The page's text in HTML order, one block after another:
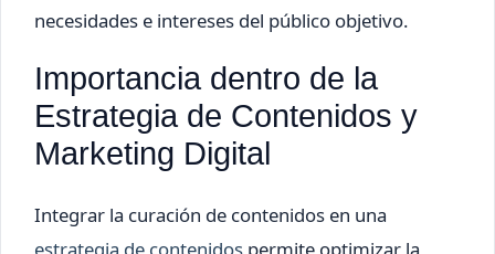
necesidades e intereses del público objetivo.
Importancia dentro de la
Estrategia de Contenidos y
Marketing Digital
Integrar la curación de contenidos en una